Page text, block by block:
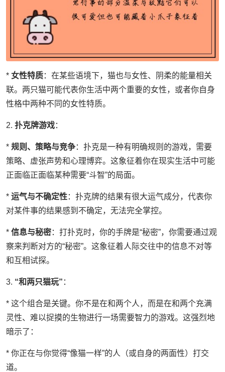
* 女性特质：在某些语境下，猫也与女性、阴柔的能量相关
联。两只猫可能代表你生活中两个重要的女性，或者你自身
性格中两种不同的女性特质。
2. 扑克牌游戏：
* 规则、策略与竞争：扑克是一种有明确规则的游戏，需要
策略、虚张声势和心理博弈。这象征着你在现实生活中可能
正面临正面临某种需要“斗智”的局面。
* 运气与不确定性：扑克牌的结果有很大运气成分，代表你
对某件事的结果感到不确定，无法完全掌控。
* 信息与秘密：打扑克时，你的手牌是“秘密”，你需要通过观
察来判断对方的“秘密”。这象征着人际交往中的信息不对等
和互相试探。
3. “和两只猫玩” ：
* 这个组合是关键。你不是在和两个人，而是在和两个充满
灵性、难以捉摸的生物进行一场需要智力的游戏。这强烈地
暗示了：
* 你正在与你觉得“像猫一样”的人（或自身的两面性）打交
道。